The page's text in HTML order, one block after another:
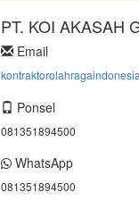
PT. KOI AKASAH
Email
Ponsel
081351894500
WhatsApp
081351894500